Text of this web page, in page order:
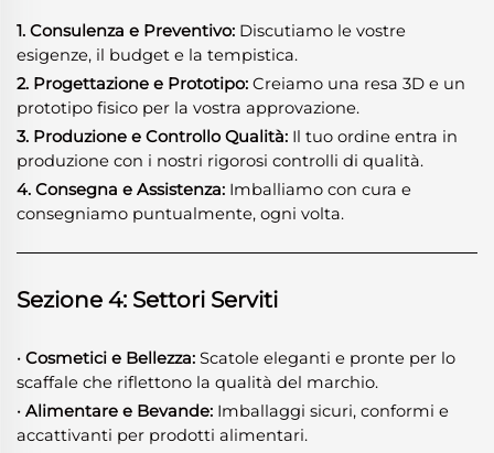
1. Consulenza e Preventivo: Discutiamo le vostre
esigenze, il budget e la tempistica.
2. Progettazione e Prototipo: Creiamo una resa 3D e un
prototipo fisico per la vostra approvazione.
3. Produzione e Controllo Qualità: Il tuo ordine entra in
produzione con i nostri rigorosi controlli di qualità.
4. Consegna e Assistenza: Imballiamo con cura e
consegniamo puntualmente, ogni volta.
Sezione 4: Settori Serviti
· Cosmetici e Bellezza: Scatole eleganti e pronte per lo
scaffale che riflettono la qualità del marchio.
· Alimentare e Bevande: Imballaggi sicuri, conformi e
accattivanti per prodotti alimentari.